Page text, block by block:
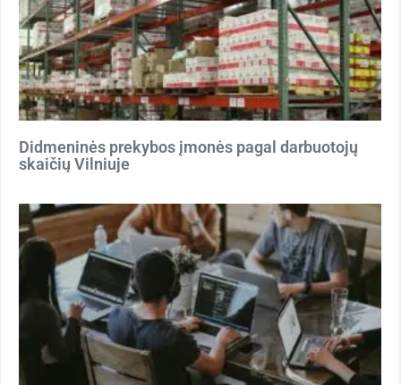
Didmeninės prekybos įmonės pagal darbuotojų
skaičių Vilniuje